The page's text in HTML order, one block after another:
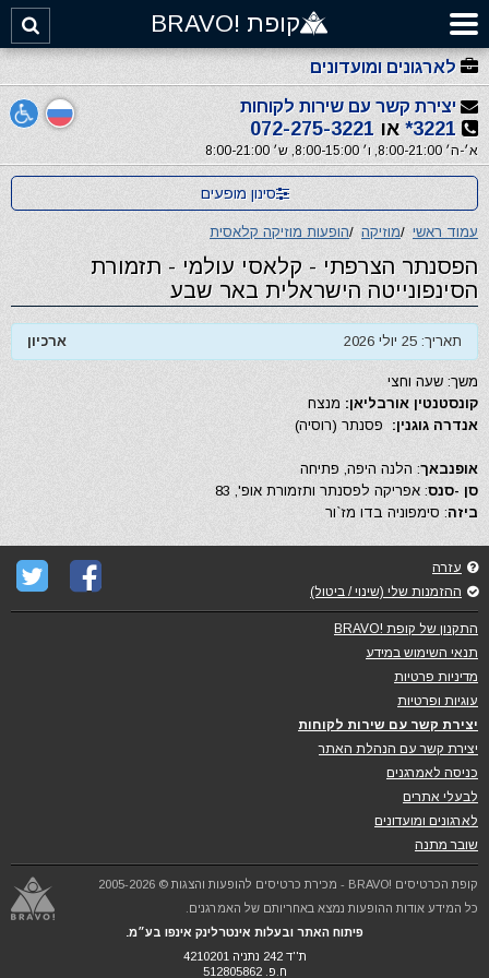
קופת !BRAVO
לארגונים ומועדונים
יצירת קשר עם שירות לקוחות
3221* או 072-275-3221
א׳-ה׳ 8:00-21:00, ו׳ 8:00-15:00, ש׳ 8:00-21:00
סינון מופעים
עמוד ראשי /מוזיקה /הופעות מוזיקה קלאסית
הפסנתר הצרפתי - קלאסי עולמי - תזמורת
הסינפונייטה הישראלית באר שבע
ארכיון תאריך: 25 יולי 2026
משך: שעה וחצי
קונסטנטין אורבליאן: מנצח
אנדרה גוגנין: פסנתר (רוסיה)
אופנבאך: הלנה היפה, פתיחה
סן -סנס: אפריקה לפסנתר ותזמורת אופ', 83
ביזה: סימפוניה בדו מז`ור
עזרה
ההזמנות שלי (שינוי / ביטול)
התקנון של קופת !BRAVO
תנאי השימוש במידע
מדיניות פרטיות
עוגיות ופרטיות
יצירת קשר עם שירות לקוחות
יצירת קשר עם הנהלת האתר
כניסה לאמרגנים
לבעלי אתרים
לארגונים ומועדונים
שובר מתנה
קופת הכרטיסים !BRAVO - מכירת כרטיסים להופעות והצגות © 2005-2026
כל המידע אודות ההופעות נמצא באחריותם של האמרגנים.
פיתוח האתר ובעלות אינטרלינק אינפו בע״מ.
ת''ד 242 נתניה 4210201
ח.פ. 512805862